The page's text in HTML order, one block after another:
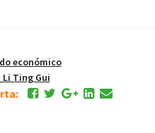
económico
Ting Gui